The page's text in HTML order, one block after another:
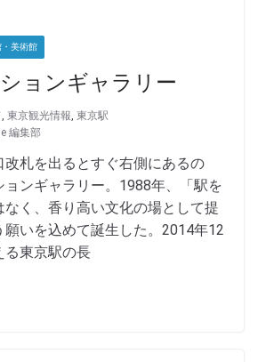
美術館
ョンギャラリー
, 東京観光情報, 東京駅
編集部
改札を出るとすぐ右側にあるの
ョンギャラリー。1988年、「駅を
く、香り高い文化の場として提
いを込めて誕生した。2014年12
る東京駅の長